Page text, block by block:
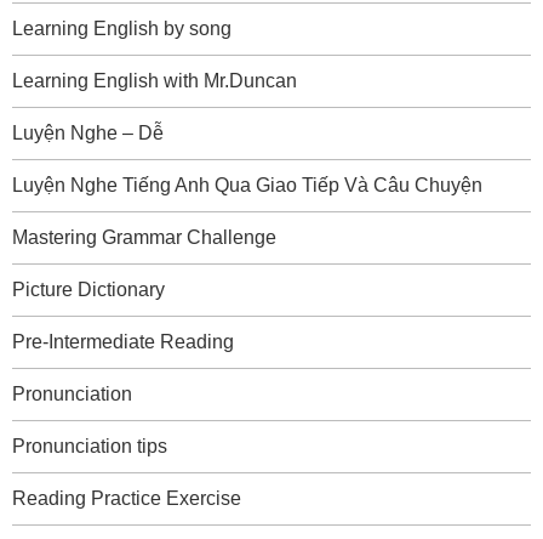
Learning English by song
Learning English with Mr.Duncan
Luyện Nghe – Dễ
Luyện Nghe Tiếng Anh Qua Giao Tiếp Và Câu Chuyện
Mastering Grammar Challenge
Picture Dictionary
Pre-Intermediate Reading
Pronunciation
Pronunciation tips
Reading Practice Exercise